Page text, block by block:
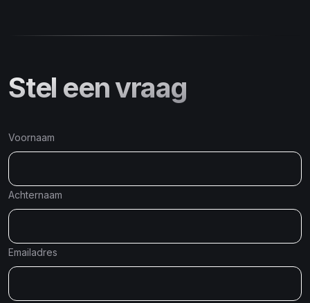
Stel een vraag
Voornaam
Achternaam
Emailadres